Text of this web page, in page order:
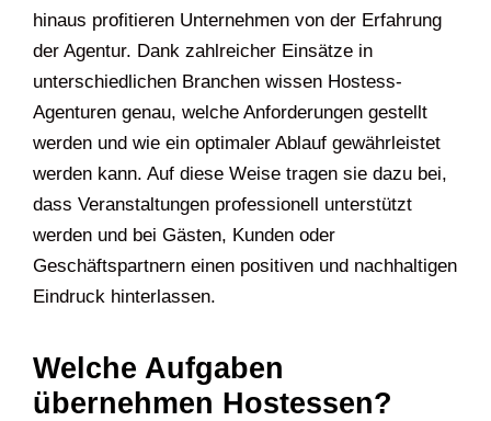
hinaus profitieren Unternehmen von der Erfahrung
der Agentur. Dank zahlreicher Einsätze in
unterschiedlichen Branchen wissen Hostess-
Agenturen genau, welche Anforderungen gestellt
werden und wie ein optimaler Ablauf gewährleistet
werden kann. Auf diese Weise tragen sie dazu bei,
dass Veranstaltungen professionell unterstützt
werden und bei Gästen, Kunden oder
Geschäftspartnern einen positiven und nachhaltigen
Eindruck hinterlassen.
Welche Aufgaben
übernehmen Hostessen?